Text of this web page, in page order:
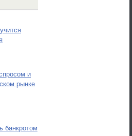
и
рынке
банкротом